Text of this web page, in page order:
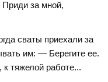
Приди за мной,
сваты приехали за
им: — Берегите ее.
тяжелой работе...